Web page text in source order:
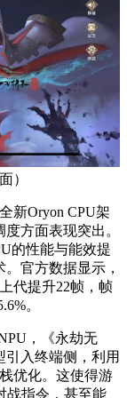
）
Oryon CPU架
方面表现突出。
的性能与能效提
官方数据显示，
代提升22帧，帧
。
，《永劫无
引入终端侧，利用
优化。这使得游
战指令，甚至能